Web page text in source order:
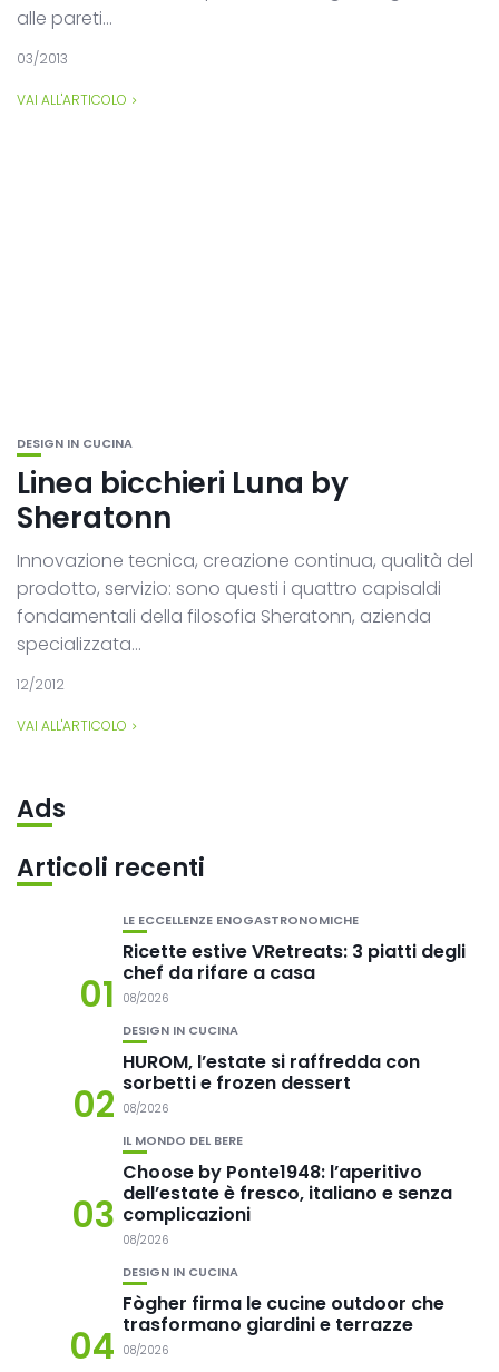
alle pareti...
03/2013
VAI ALL'ARTICOLO
DESIGN IN CUCINA
Linea bicchieri Luna by
Sheratonn
Innovazione tecnica, creazione continua, qualità del
prodotto, servizio: sono questi i quattro capisaldi
fondamentali della filosofia Sheratonn, azienda
specializzata...
12/2012
VAI ALL'ARTICOLO
Ads
Articoli recenti
01
LE ECCELLENZE ENOGASTRONOMICHE
Ricette estive VRetreats: 3 piatti degli
chef da rifare a casa
08/2026
02
DESIGN IN CUCINA
HUROM, l’estate si raffredda con
sorbetti e frozen dessert
08/2026
03
IL MONDO DEL BERE
Choose by Ponte1948: l’aperitivo
dell’estate è fresco, italiano e senza
complicazioni
08/2026
04
DESIGN IN CUCINA
Fògher firma le cucine outdoor che
trasformano giardini e terrazze
08/2026